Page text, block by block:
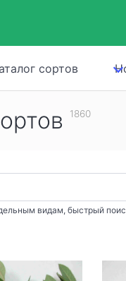
сортов
1860
видам, быстрый